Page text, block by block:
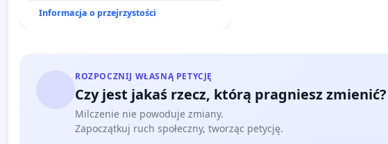
Informacja o przejrzystości
ROZPOCZNIJ WŁASNĄ PETYCJĘ
Czy jest jakaś rzecz, którą pragniesz zmienić?
Milczenie nie powoduje zmiany.
Zapoczątkuj ruch społeczny, tworząc petycję.